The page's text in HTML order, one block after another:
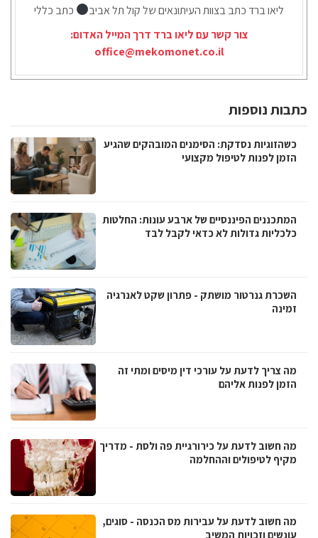
ליאו ברד כתב בצוות העיתונאים של קול תל אביב
כתב כללי
צור קשר עם ליאו ברד דרך המייל האדום:
office@mekomonet.co.il
כתבות נוספות
כשהזוגיות נסדקת: הסימנים המובהקים שהגיע
הזמן לפנות לטיפול מקצועי
המתכננים הפיננסיים של ארבע עונות: החלטות
כלכליות גדולות לא כדאי לקבל לבד
השכרת גנרטור מושתק - פתרון שקט לאנרגיה
זמינה
מה צריך לדעת על עורכי דין מיסים ומתי זה
הזמן לפנות אליהם
מה חשוב לדעת על כירורגיית פה ולסת - מדריך
מקיף לטיפולים וההחלמה
מה חשוב לדעת על עבירות מס הכנסה - סוגים,
עונשים וזכויות המשיב